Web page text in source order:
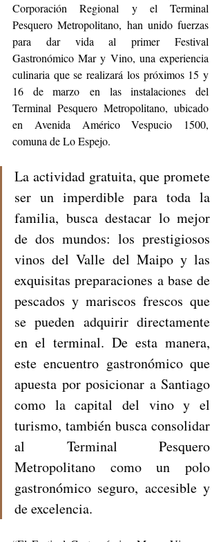
Corporación Regional y el Terminal
Pesquero Metropolitano, han unido fuerzas
para dar vida al primer Festival
Gastronómico Mar y Vino, una experiencia
culinaria que se realizará los próximos 15 y
16 de marzo en las instalaciones del
Terminal Pesquero Metropolitano, ubicado
en Avenida Américo Vespucio 1500,
comuna de Lo Espejo.
La actividad gratuita, que promete
ser un imperdible para toda la
familia, busca destacar lo mejor
de dos mundos: los prestigiosos
vinos del Valle del Maipo y las
exquisitas preparaciones a base de
pescados y mariscos frescos que
se pueden adquirir directamente
en el terminal. De esta manera,
este encuentro gastronómico que
apuesta por posicionar a Santiago
como la capital del vino y el
turismo, también busca consolidar
al Terminal Pesquero
Metropolitano como un polo
gastronómico seguro, accesible y
de excelencia.